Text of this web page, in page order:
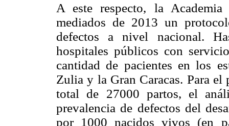
A este respecto, la
mediados de 2013 un
defectos a nivel nacional.
hospitales públicos con
cantidad de pacientes en los
Zulia y la Gran Caracas. Para
total de 27000 partos, el
prevalencia de defectos del
por 1000 nacidos vivos (en